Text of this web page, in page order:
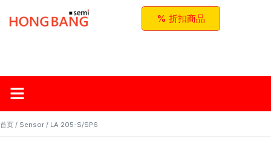
% 折扣商品
首页 / Sensor / LA 205-S/SP6